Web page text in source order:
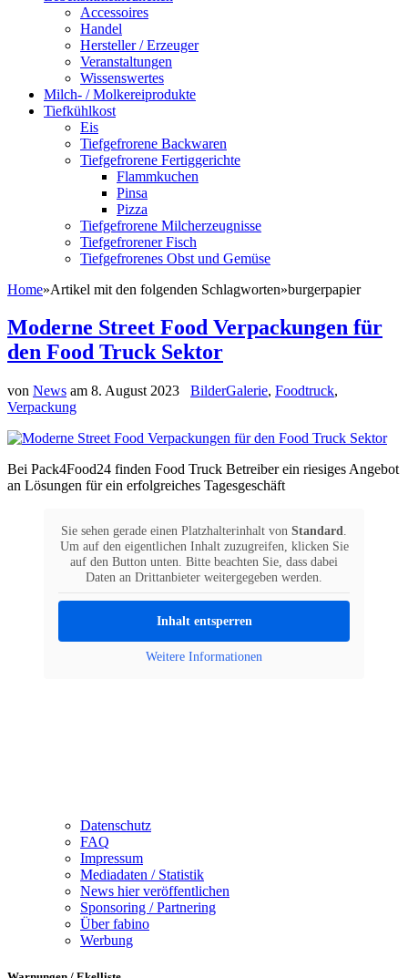
Accessoires
Handel
Hersteller / Erzeuger
Veranstaltungen
Wissenswertes
Milch- / Molkereiprodukte
Tiefkühlkost
Eis
Tiefgefrorene Backwaren
Tiefgefrorene Fertiggerichte
Flammkuchen
Pinsa
Pizza
Tiefgefrorene Milcherzeugnisse
Tiefgefrorener Fisch
Tiefgefrorenes Obst und Gemüse
Home»Artikel mit den folgenden Schlagworten»burgerpapier
Moderne Street Food Verpackungen für
den Food Truck Sektor
von News am 8. August 2023 BilderGalerie, Foodtruck,
Verpackung
Bei Pack4Food24 finden Food Truck Betreiber ein riesiges Angebot
an Lösungen für ein erfolgreiches Tagesgeschäft
Sie sehen gerade einen Platzhalterinhalt von Standard.
Um auf den eigentlichen Inhalt zuzugreifen, klicken Sie
auf den Button unten. Bitte beachten Sie, dass dabei
Daten an Drittanbieter weitergegeben werden.
Inhalt entsperren
Weitere Informationen
Datenschutz
FAQ
Impressum
Mediadaten / Statistik
News hier veröffentlichen
Sponsoring / Partnering
Über fabino
Werbung